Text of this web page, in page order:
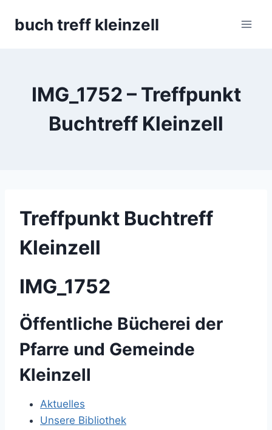
buch treff kleinzell
IMG_1752 – Treffpunkt
Buchtreff Kleinzell
Treffpunkt Buchtreff
Kleinzell
IMG_1752
Öffentliche Bücherei der
Pfarre und Gemeinde
Kleinzell
Aktuelles
Unsere Bibliothek